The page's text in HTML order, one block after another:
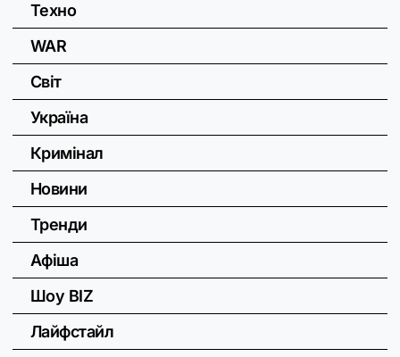
Техно
WAR
Світ
Україна
Кримінал
Новини
Тренди
Афіша
Шоу BIZ
Лайфстайл